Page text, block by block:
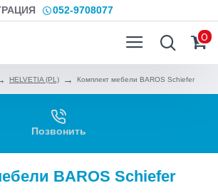
052-9708077
0
HELVETIA (PL) Комплект мебели BAROS Schiefer
Позвонить
BAROS Schiefer